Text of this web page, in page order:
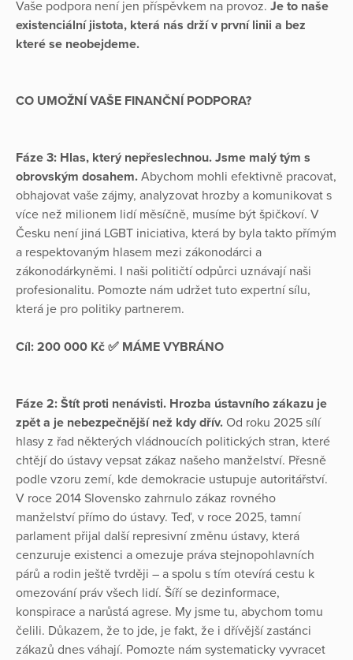
Vaše podpora není jen příspěvkem na provoz. Je to naše
existenciální jistota, která nás drží v první linii a bez
které se neobejdeme.
CO UMOŽNÍ VAŠE FINANČNÍ PODPORA?
Fáze 3: Hlas, který nepřeslechnou. Jsme malý tým s
obrovským dosahem. Abychom mohli efektivně pracovat,
obhajovat vaše zájmy, analyzovat hrozby a komunikovat s
více než milionem lidí měsíčně, musíme být špičkoví. V
Česku není jiná LGBT iniciativa, která by byla takto přímým
a respektovaným hlasem mezi zákonodárci a
zákonodárkyněmi. I naši političtí odpůrci uznávají naši
profesionalitu. Pomozte nám udržet tuto expertní sílu,
která je pro politiky partnerem.
Cíl: 200 000 Kč ✅ MÁME VYBRÁNO
Fáze 2: Štít proti nenávisti. Hrozba ústavního zákazu je
zpět a je nebezpečnější než kdy dřív. Od roku 2025 sílí
hlasy z řad některých vládnoucích politických stran, které
chtějí do ústavy vepsat zákaz našeho manželství. Přesně
podle vzoru zemí, kde demokracie ustupuje autoritářství.
V roce 2014 Slovensko zahrnulo zákaz rovného
manželství přímo do ústavy. Teď, v roce 2025, tamní
parlament přijal další represivní změnu ústavy, která
cenzuruje existenci a omezuje práva stejnopohlavních
párů a rodin ještě tvrději – a spolu s tím otevírá cestu k
omezování práv všech lidí. Šíří se dezinformace,
konspirace a narůstá agrese. My jsme tu, abychom tomu
čelili. Důkazem, že to jde, je fakt, že i dřívější zastánci
zákazů dnes váhají. Pomozte nám systematicky vyvracet